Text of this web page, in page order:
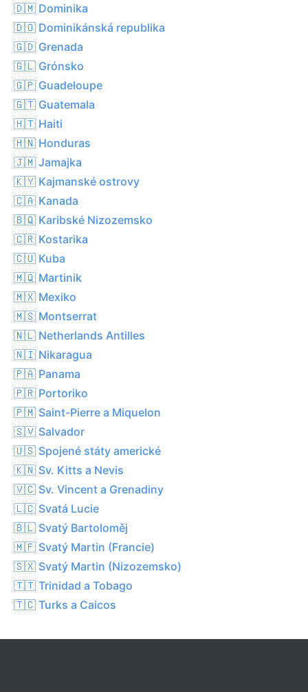
🇩🇲 Dominika
🇩🇴 Dominikánská republika
🇬🇩 Grenada
🇬🇱 Grónsko
🇬🇵 Guadeloupe
🇬🇹 Guatemala
🇭🇹 Haiti
🇭🇳 Honduras
🇯🇲 Jamajka
🇰🇾 Kajmanské ostrovy
🇨🇦 Kanada
🇧🇶 Karibské Nizozemsko
🇨🇷 Kostarika
🇨🇺 Kuba
🇲🇶 Martinik
🇲🇽 Mexiko
🇲🇸 Montserrat
🇳🇱 Netherlands Antilles
🇳🇮 Nikaragua
🇵🇦 Panama
🇵🇷 Portoriko
🇵🇲 Saint-Pierre a Miquelon
🇸🇻 Salvador
🇺🇸 Spojené státy americké
🇰🇳 Sv. Kitts a Nevis
🇻🇨 Sv. Vincent a Grenadiny
🇱🇨 Svatá Lucie
🇧🇱 Svatý Bartoloměj
🇲🇫 Svatý Martin (Francie)
🇸🇽 Svatý Martin (Nizozemsko)
🇹🇹 Trinidad a Tobago
🇹🇨 Turks a Caicos